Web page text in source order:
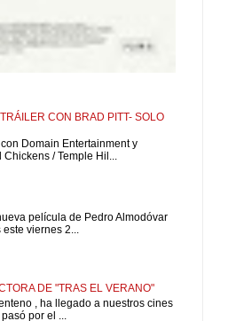
CON BRAD PITT- SOLO
Domain Entertainment y
/ Temple Hil...
película de Pedro Almodóvar
viernes 2...
DE "TRAS EL VERANO"
, ha llegado a nuestros cines
por el ...